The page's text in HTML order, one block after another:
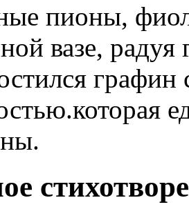
пионы,
вазе,
графин